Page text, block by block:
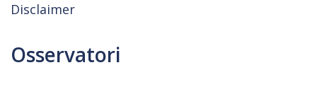
Disclaimer
Osservatori